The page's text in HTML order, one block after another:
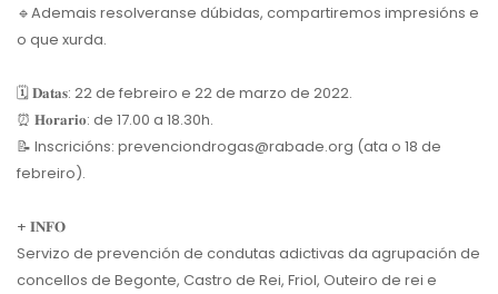
🔹Ademais resolveranse dúbidas, compartiremos impresións e
o que xurda.
🗓 𝐃𝐚𝐭𝐚𝐬: 22 de febreiro e 22 de marzo de 2022.
⏰ 𝐇𝐨𝐫𝐚𝐫𝐢𝐨: de 17.00 a 18.30h.
📝 Inscricións: prevenciondrogas@rabade.org (ata o 18 de
febreiro).
+ 𝐈𝐍𝐅𝐎
Servizo de prevención de condutas adictivas da agrupación de
concellos de Begonte, Castro de Rei, Friol, Outeiro de rei e